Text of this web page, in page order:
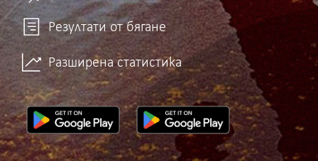
Резултати от бягане
Разширена статистика